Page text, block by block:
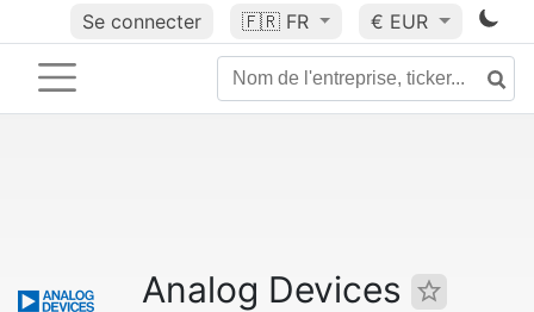
Se connecter 🇫🇷 FR € EUR
Analog Devices